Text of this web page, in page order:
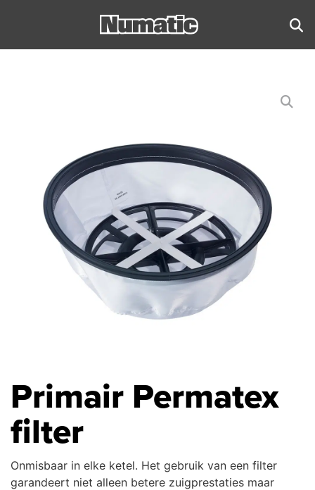
Primair Permatex
filter
Onmisbaar in elke ketel. Het gebruik van een filter
garandeert niet alleen betere zuigprestaties maar